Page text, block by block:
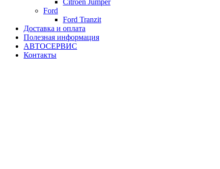
Ford
Ford Tranzit
Доставка и оплата
Полезная информация
АВТОСЕРВИС
Контакты